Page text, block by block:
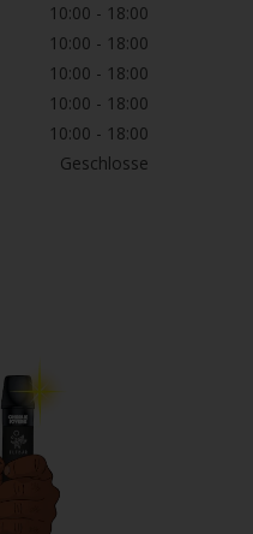
10:00 - 18:00
10:00 - 18:00
10:00 - 18:00
10:00 - 18:00
10:00 - 18:00
Geschlosse